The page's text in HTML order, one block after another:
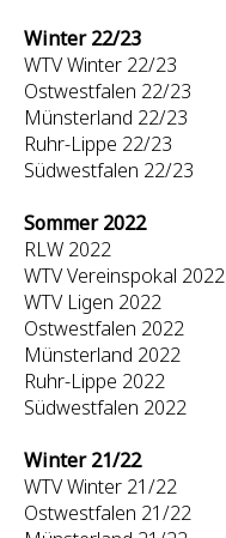
Winter 22/23
WTV Winter 22/23
Ostwestfalen 22/23
Münsterland 22/23
Ruhr-Lippe 22/23
Südwestfalen 22/23
Sommer 2022
RLW 2022
WTV Vereinspokal 2022
WTV Ligen 2022
Ostwestfalen 2022
Münsterland 2022
Ruhr-Lippe 2022
Südwestfalen 2022
Winter 21/22
WTV Winter 21/22
Ostwestfalen 21/22